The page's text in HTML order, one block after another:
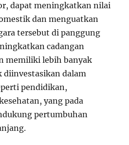
dapat meningkatkan nilai
dan menguatkan
tersebut di panggung
cadangan
memiliki lebih banyak
diinvestasikan dalam
pendidikan,
yang pada
pertumbuhan